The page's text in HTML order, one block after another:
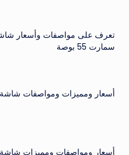
تعرف على مواصفات وأسعار
سمارت 55 بوصة
أسعار ومميزات ومواصفات شاشة سوني